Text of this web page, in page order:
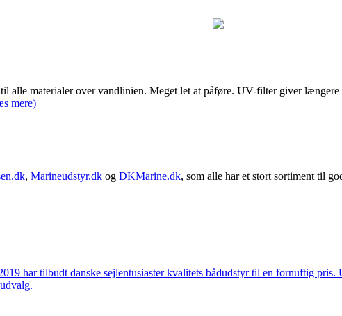
alle materialer over vandlinien. Meget let at påføre. UV-filter giver
mere)
, Marineudstyr.dk og DKMarine.dk, som alle har et stort sortiment til
har tilbudt danske sejlentusiaster kvalitets bådudstyr til en fornuftig